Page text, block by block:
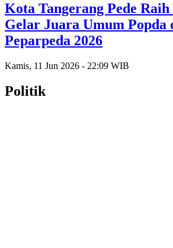
Kota Tangerang Pede
Gelar Juara Umum Popda
Peparpeda 2026
Kamis, 11 Jun 2026 - 22:09 WIB
Politik